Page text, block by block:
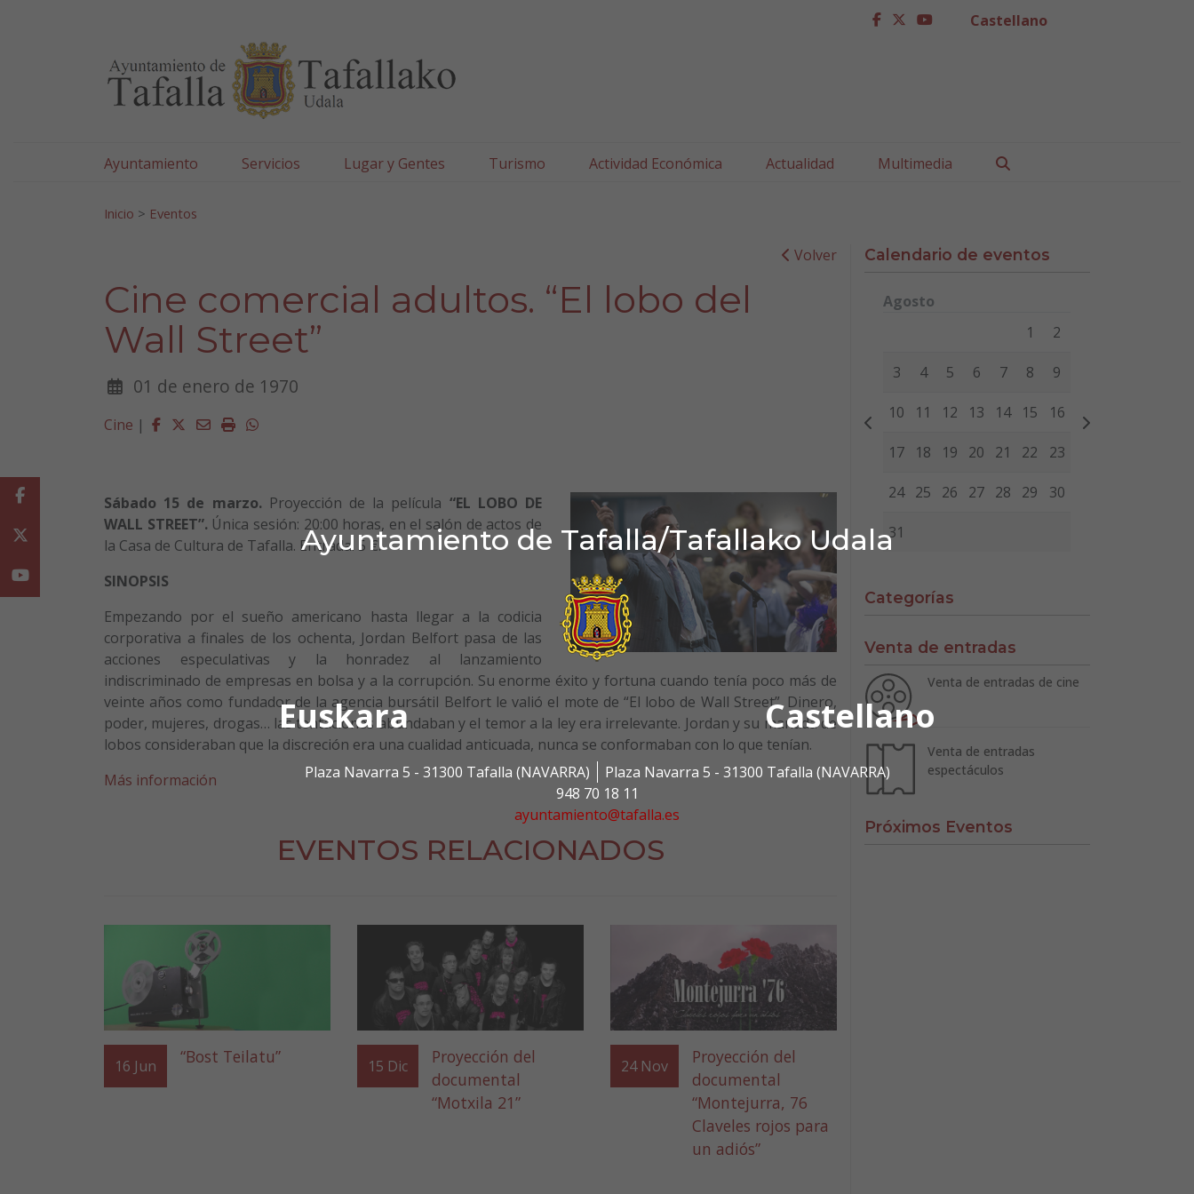
Ayuntamiento de Tafalla/Tafallako Udala
Euskara Castellano
Plaza Navarra 5 - 31300 Tafalla (NAVARRA)
Plaza Navarra 5 - 31300 Tafalla (NAVARRA)
948 70 18 11
ayuntamiento@tafalla.es
facebook
twitter
youtubeCastellano
Ayuntamiento Servicios Lugar y Gentes Turismo Actividad Económica Actualidad Multimedia
Inicio > Eventos
Volver
Cine comercial adultos. “El lobo del
Wall Street”
01 de enero de 1970
Cine | Facebook
Twitter
EmailImprimirWhatsapp
Sábado 15 de marzo. Proyección de la película “EL LOBO DE
WALL STREET”. Única sesión: 20:00 horas, en el salón de actos de
la Casa de Cultura de Tafalla. Entrada: 5 €.
SINOPSIS
Empezando por el sueño americano hasta llegar a la codicia
corporativa a finales de los ochenta, Jordan Belfort pasa de las
acciones especulativas y la honradez al lanzamiento
indiscriminado de empresas en bolsa y a la corrupción. Su enorme éxito y fortuna cuando tenía poco más de
veinte años como fundador de la agencia bursátil Belfort le valió el mote de “El lobo de Wall Street”. Dinero,
poder, mujeres, drogas… las tentaciones abundaban y el temor a la ley era irrelevante. Jordan y su manada de
lobos consideraban que la discreción era una cualidad anticuada, nunca se conformaban con lo que tenían.
Más información
EVENTOS RELACIONADOS
16 Jun “Bost Teilatu” 15 Dic
Proyección del
documental
“Motxila 21”
24 Nov
Proyección del
documental
“Montejurra, 76
Claveles rojos para
un adiós”
Calendario de eventos
Agosto
Miércoles Jueves
1 2
3 4 5 6 7 8 9
10 11 12 13 14 15 16
17 18 19 20 21 22 23
24 25 26 27 28 29 30
31
Categorías
Venta de entradas
Venta de entradas de cine
Venta de entradas
espectáculos
Próximos Eventos
Facebook
Youtube